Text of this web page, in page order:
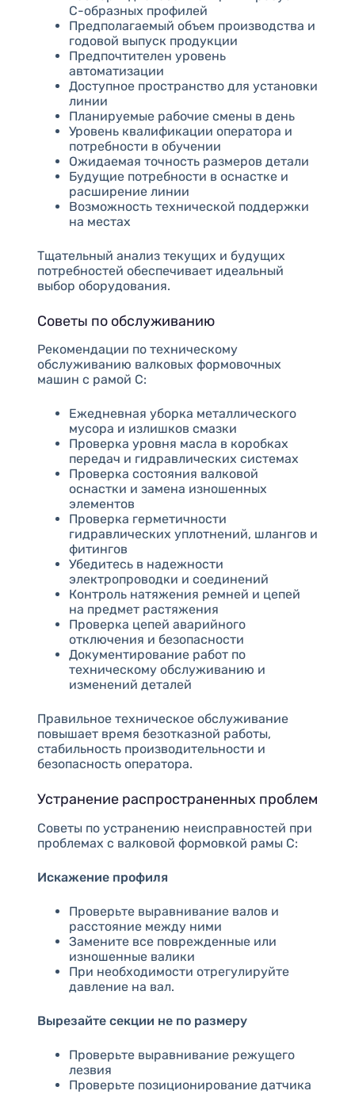
С-образных профилей
Предполагаемый объем производства и
годовой выпуск продукции
Предпочтителен уровень
автоматизации
Доступное пространство для установки
линии
Планируемые рабочие смены в день
Уровень квалификации оператора и
потребности в обучении
Ожидаемая точность размеров детали
Будущие потребности в оснастке и
расширение линии
Возможность технической поддержки
на местах
Тщательный анализ текущих и будущих
потребностей обеспечивает идеальный
выбор оборудования.
Советы по обслуживанию
Рекомендации по техническому
обслуживанию валковых формовочных
машин с рамой C:
Ежедневная уборка металлического
мусора и излишков смазки
Проверка уровня масла в коробках
передач и гидравлических системах
Проверка состояния валковой
оснастки и замена изношенных
элементов
Проверка герметичности
гидравлических уплотнений, шлангов и
фитингов
Убедитесь в надежности
электропроводки и соединений
Контроль натяжения ремней и цепей
на предмет растяжения
Проверка цепей аварийного
отключения и безопасности
Документирование работ по
техническому обслуживанию и
изменений деталей
Правильное техническое обслуживание
повышает время безотказной работы,
стабильность производительности и
безопасность оператора.
Устранение распространенных проблем
Советы по устранению неисправностей при
проблемах с валковой формовкой рамы C:
Искажение профиля
Проверьте выравнивание валов и
расстояние между ними
Замените все поврежденные или
изношенные валики
При необходимости отрегулируйте
давление на вал.
Вырезайте секции не по размеру
Проверьте выравнивание режущего
лезвия
Проверьте позиционирование датчика